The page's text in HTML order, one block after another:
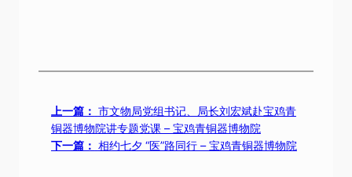
上一篇： 市文物局党组书记、局长刘宏斌赴宝鸡青
铜器博物院讲专题党课 – 宝鸡青铜器博物院
下一篇： 相约七夕 “医”路同行 – 宝鸡青铜器博物院